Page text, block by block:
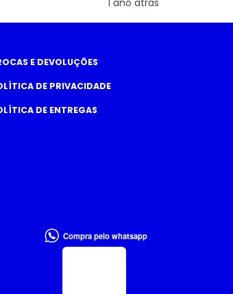
E DEVOLUÇÕES
DE PRIVACIDADE
DE ENTREGAS
Compra pelo whatsapp